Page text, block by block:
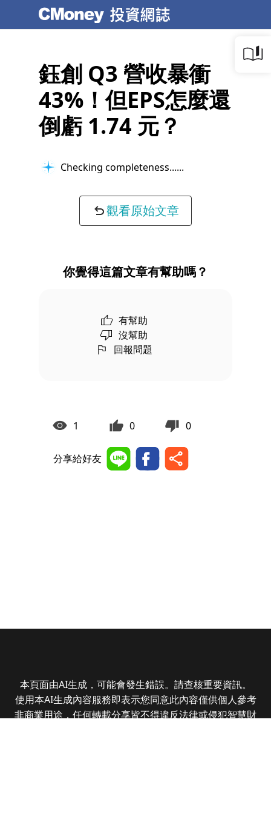
鈺創 Q3 營收暴衝
43%！但EPS怎麼還
倒虧 1.74 元？
Checking completeness...
觀看原始文章
你覺得這篇文章有幫助嗎？
有幫助
沒幫助
回報問題
1 0 0
分享給好友
本頁面由AI生成，可能會發生錯誤。請查核重要資訊。
使用本AI生成內容服務即表示您同意此內容僅供個人參考
非商業用途，任何轉載分享皆不得違反法律或侵犯智慧財